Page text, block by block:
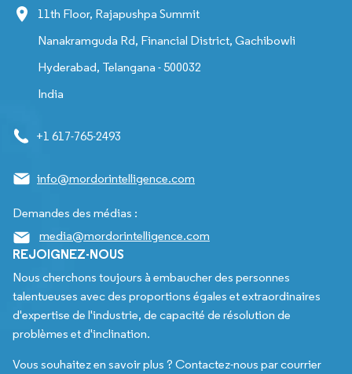
11th Floor, Rajapushpa Summit
Nanakramguda Rd, Financial District, Gachibowli
Hyderabad, Telangana - 500032
India
+1 617-765-2493
info@mordorintelligence.com
Demandes des médias :
media@mordorintelligence.com
REJOIGNEZ-NOUS
Nous cherchons toujours à embaucher des personnes
talentueuses avec des proportions égales et extraordinaires
d'expertise de l'industrie, de capacité de résolution de
problèmes et d'inclination.
Vous souhaitez en savoir plus ? Contactez-nous par courrier